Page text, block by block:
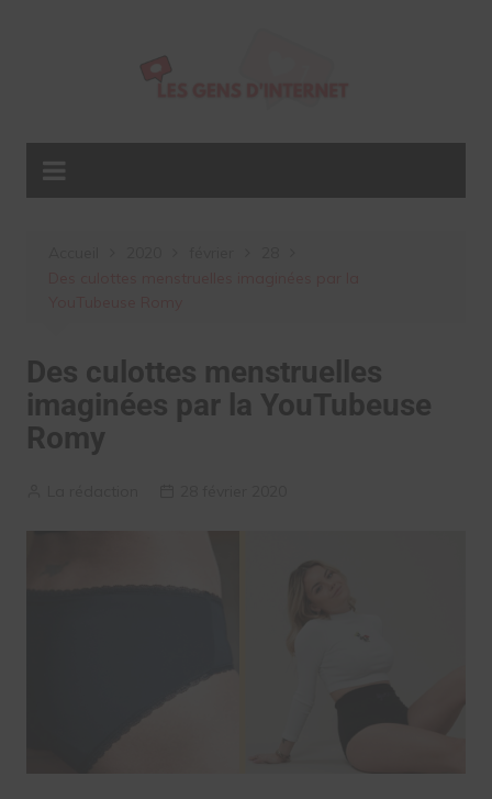
Des culottes menstruelles
imaginées par la YouTubeuse
Romy